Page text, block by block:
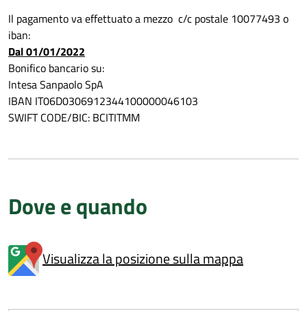
Il pagamento va effettuato a mezzo c/c postale 10077493 o
iban:
Dal 01/01/2022
Bonifico bancario su:
Intesa Sanpaolo SpA
IBAN IT06D0306912344100000046103
SWIFT CODE/BIC: BCITITMM
Dove e quando
Visualizza la posizione sulla mappa